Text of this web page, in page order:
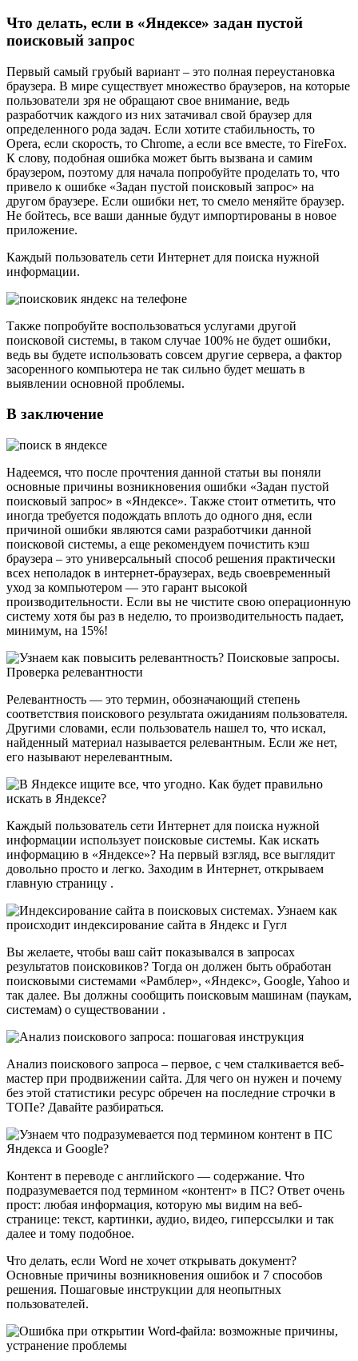
Что делать, если в «Яндексе» задан пустой
поисковый запрос
Первый самый грубый вариант – это полная переустановка
браузера. В мире существует множество браузеров, на которые
пользователи зря не обращают свое внимание, ведь
разработчик каждого из них затачивал свой браузер для
определенного рода задач. Если хотите стабильность, то
Opera, если скорость, то Chrome, а если все вместе, то FireFox.
К слову, подобная ошибка может быть вызвана и самим
браузером, поэтому для начала попробуйте проделать то, что
привело к ошибке «Задан пустой поисковый запрос» на
другом браузере. Если ошибки нет, то смело меняйте браузер.
Не бойтесь, все ваши данные будут импортированы в новое
приложение.
Каждый пользователь сети Интернет для поиска нужной
информации.
Также попробуйте воспользоваться услугами другой
поисковой системы, в таком случае 100% не будет ошибки,
ведь вы будете использовать совсем другие сервера, а фактор
засоренного компьютера не так сильно будет мешать в
выявлении основной проблемы.
В заключение
Надеемся, что после прочтения данной статьи вы поняли
основные причины возникновения ошибки «Задан пустой
поисковый запрос» в «Яндексе». Также стоит отметить, что
иногда требуется подождать вплоть до одного дня, если
причиной ошибки являются сами разработчики данной
поисковой системы, а еще рекомендуем почистить кэш
браузера – это универсальный способ решения практически
всех неполадок в интернет-браузерах, ведь своевременный
уход за компьютером — это гарант высокой
производительности. Если вы не чистите свою операционную
систему хотя бы раз в неделю, то производительность падает,
минимум, на 15%!
Релевантность — это термин, обозначающий степень
соответствия поискового результата ожиданиям пользователя.
Другими словами, если пользователь нашел то, что искал,
найденный материал называется релевантным. Если же нет,
его называют нерелевантным.
Каждый пользователь сети Интернет для поиска нужной
информации использует поисковые системы. Как искать
информацию в «Яндексе»? На первый взгляд, все выглядит
довольно просто и легко. Заходим в Интернет, открываем
главную страницу .
Вы желаете, чтобы ваш сайт показывался в запросах
результатов поисковиков? Тогда он должен быть обработан
поисковыми системами «Рамблер», «Яндекс», Google, Yahoo и
так далее. Вы должны сообщить поисковым машинам (паукам,
системам) о существовании .
Анализ поискового запроса – первое, с чем сталкивается веб-
мастер при продвижении сайта. Для чего он нужен и почему
без этой статистики ресурс обречен на последние строчки в
ТОПе? Давайте разбираться.
Контент в переводе с английского — содержание. Что
подразумевается под термином «контент» в ПС? Ответ очень
прост: любая информация, которую мы видим на веб-
странице: текст, картинки, аудио, видео, гиперссылки и так
далее и тому подобное.
Что делать, если Word не хочет открывать документ?
Основные причины возникновения ошибок и 7 способов
решения. Пошаговые инструкции для неопытных
пользователей.